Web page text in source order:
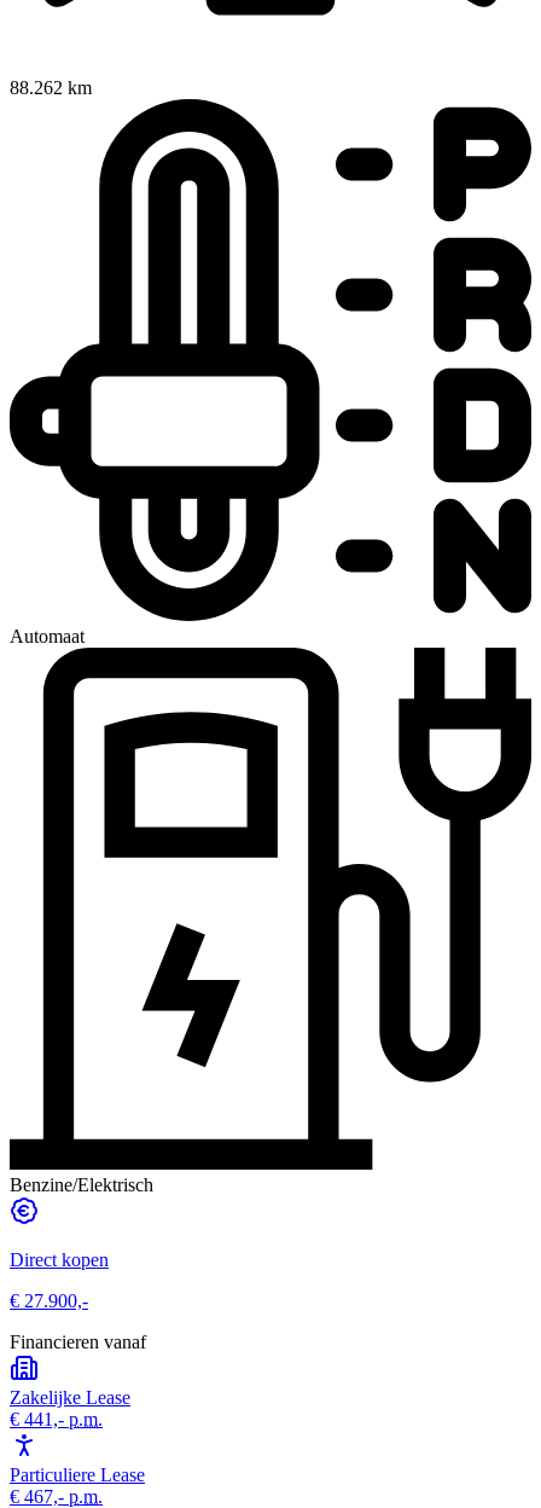
88.262 km
Automaat
Benzine/Elektrisch
Direct kopen
€ 27.900,-
Financieren vanaf
Zakelijke Lease
€ 441,- p.m.
Particuliere Lease
€ 467,- p.m.